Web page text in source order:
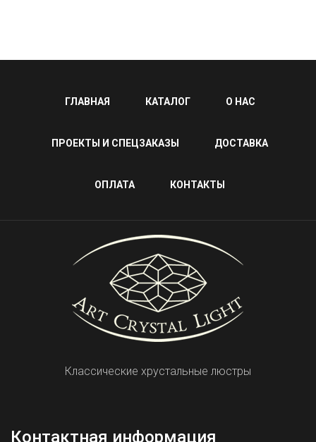
ГЛАВНАЯ КАТАЛОГ О НАС
ПРОЕКТЫ И СПЕЦЗАКАЗЫ ДОСТАВКА
ОПЛАТА КОНТАКТЫ
Классические хрустальные люстры
Контактная информация